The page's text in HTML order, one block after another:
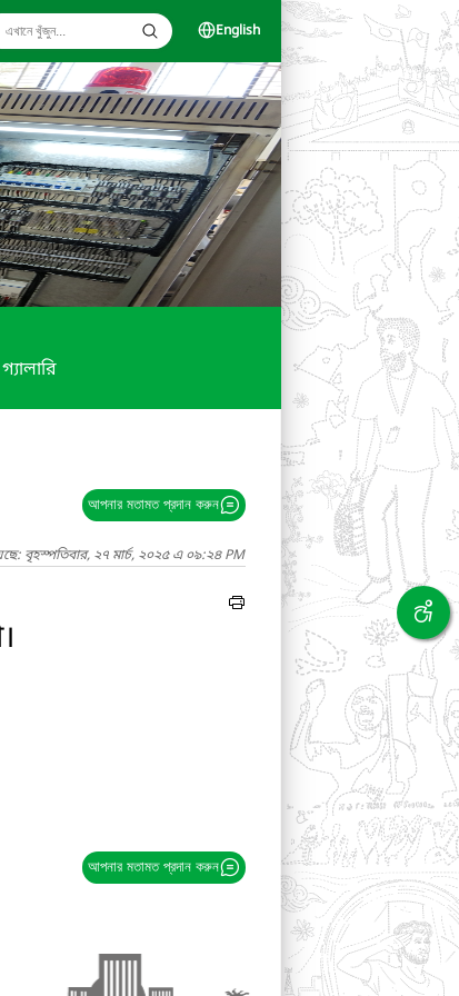
English
গ্যালারি
আপনার মতামত প্রদান করুন
বৃহস্পতিবার, ২৭ মার্চ, ২০২৫ এ ০৯:২৪ PM
আপনার মতামত প্রদান করুন